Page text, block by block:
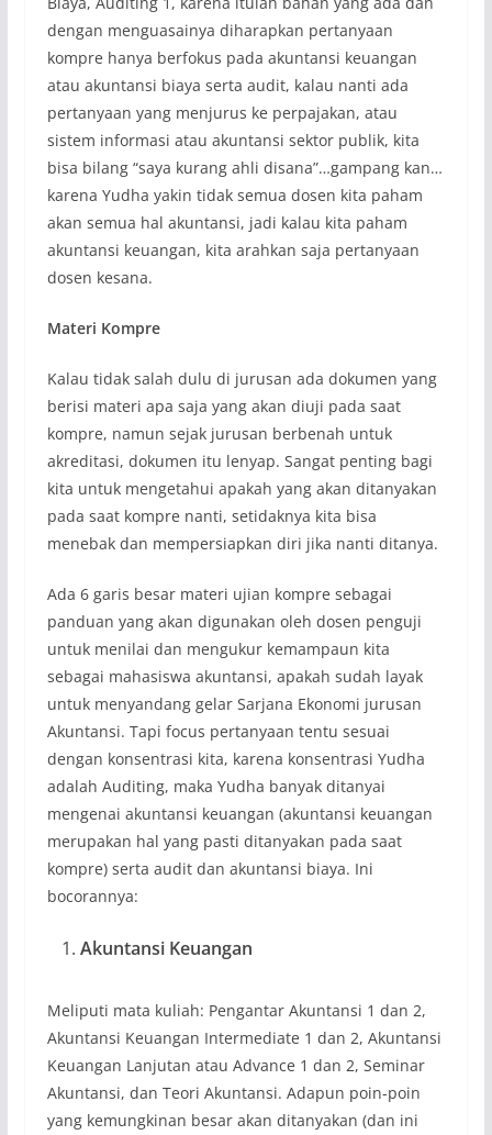
dengan menguasainya diharapkan pertanyaan
kompre hanya berfokus pada akuntansi keuangan
atau akuntansi biaya serta audit, kalau nanti ada
pertanyaan yang menjurus ke perpajakan, atau
sistem informasi atau akuntansi sektor publik, kita
bisa bilang “saya kurang ahli disana”…gampang kan…
karena Yudha yakin tidak semua dosen kita paham
akan semua hal akuntansi, jadi kalau kita paham
akuntansi keuangan, kita arahkan saja pertanyaan
dosen kesana.
Materi Kompre
Kalau tidak salah dulu di jurusan ada dokumen yang
berisi materi apa saja yang akan diuji pada saat
kompre, namun sejak jurusan berbenah untuk
akreditasi, dokumen itu lenyap. Sangat penting bagi
kita untuk mengetahui apakah yang akan ditanyakan
pada saat kompre nanti, setidaknya kita bisa
menebak dan mempersiapkan diri jika nanti ditanya.
Ada 6 garis besar materi ujian kompre sebagai
panduan yang akan digunakan oleh dosen penguji
untuk menilai dan mengukur kemampaun kita
sebagai mahasiswa akuntansi, apakah sudah layak
untuk menyandang gelar Sarjana Ekonomi jurusan
Akuntansi. Tapi focus pertanyaan tentu sesuai
dengan konsentrasi kita, karena konsentrasi Yudha
adalah Auditing, maka Yudha banyak ditanyai
mengenai akuntansi keuangan (akuntansi keuangan
merupakan hal yang pasti ditanyakan pada saat
kompre) serta audit dan akuntansi biaya. Ini
bocorannya:
Akuntansi Keuangan
Meliputi mata kuliah: Pengantar Akuntansi 1 dan 2,
Akuntansi Keuangan Intermediate 1 dan 2, Akuntansi
Keuangan Lanjutan atau Advance 1 dan 2, Seminar
Akuntansi, dan Teori Akuntansi. Adapun poin-poin
yang kemungkinan besar akan ditanyakan (dan ini